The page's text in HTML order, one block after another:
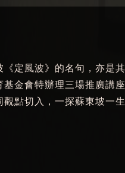
定風波》的名句，亦是
金會特辦理三場推廣講
點切入，一探蘇東坡一